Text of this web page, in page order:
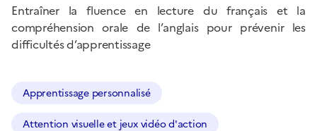
Entraîner la fluence en lecture du français et la
compréhension orale de l’anglais pour prévenir les
difficultés d’apprentissage
Apprentissage personnalisé
Attention visuelle et jeux vidéo d'action